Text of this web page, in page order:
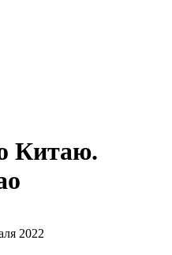
Китаю.
2022